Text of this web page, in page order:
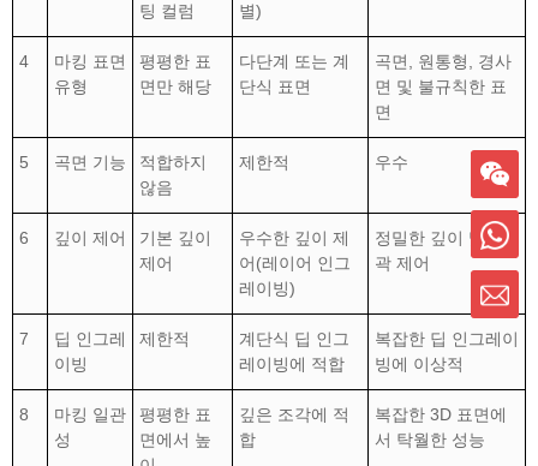
팅 컬럼
별)
4
마킹 표면
유형
평평한 표
면만 해당
다단계 또는 계
단식 표면
곡면, 원통형, 경사
면 및 불규칙한 표
면
5 곡면 기능
적합하지
않음
제한적 우수
6 깊이 제어
기본 깊이
제어
우수한 깊이 제
어(레이어 인그
레이빙)
정밀한 깊이 및 윤
곽 제어
7
딥 인그레
이빙
제한적
계단식 딥 인그
레이빙에 적합
복잡한 딥 인그레이
빙에 이상적
8
마킹 일관
성
평평한 표
면에서 높
깊은 조각에 적
합
복잡한 3D 표면에
서 탁월한 성능